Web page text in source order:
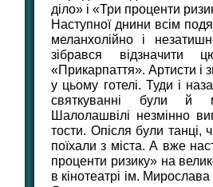
діло» і «Три проценти
Наступної днини всім
меланхолійно і
зібрався
«Прикарпаття». Артисти і
у цьому готелі. Туди і
святкуванні були й
Шалолашвілі незмінно
тости. Опісля були танці,
поїхали з міста. А вже
проценти ризику» на
в кінотеатрі ім.